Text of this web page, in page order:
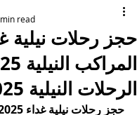
الرحلات النيلية 2025
read